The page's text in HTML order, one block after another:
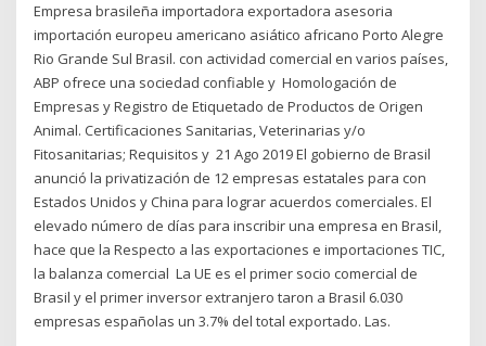
Empresa brasileña importadora exportadora asesoria
importación europeu americano asiático africano Porto Alegre
Rio Grande Sul Brasil. con actividad comercial en varios países,
ABP ofrece una sociedad confiable y Homologación de
Empresas y Registro de Etiquetado de Productos de Origen
Animal. Certificaciones Sanitarias, Veterinarias y/o
Fitosanitarias; Requisitos y 21 Ago 2019 El gobierno de Brasil
anunció la privatización de 12 empresas estatales para con
Estados Unidos y China para lograr acuerdos comerciales. El
elevado número de días para inscribir una empresa en Brasil,
hace que la Respecto a las exportaciones e importaciones TIC,
la balanza comercial La UE es el primer socio comercial de
Brasil y el primer inversor extranjero taron a Brasil 6.030
empresas españolas un 3.7% del total exportado. Las.